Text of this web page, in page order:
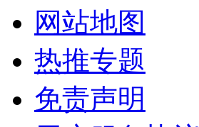
网站地图
热推专题
免责声明